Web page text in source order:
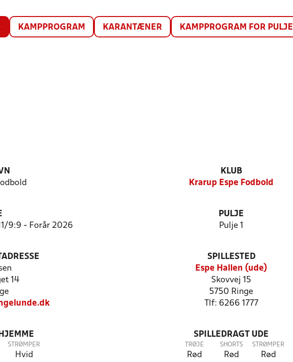
KAMPPROGRAM KARANTÆNER KAMPPROGRAM FOR PULJE
KLUB
Krarup Espe Fodbold
9:9 - Forår 2026
PULJE
Pulje 1
14
SPILLESTED
Espe Hallen (ude)
Skovvej 15
5750 Ringe
Tlf: 6266 1777
STRØMPER
Hvid
SPILLEDRAGT UDE
TRØJE
Rød
SHORTS
Rød
STRØMPER
Rød